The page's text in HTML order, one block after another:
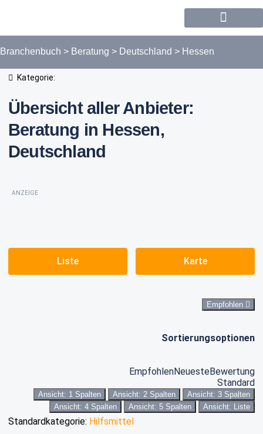
Branchenbuch > Beratung > Deutschland > Hessen
Kategorie:
Übersicht aller Anbieter:
Beratung in Hessen,
Deutschland
ANZEIGE
Liste Karte
Empfohlen
Sortierungsoptionen
EmpfohlenNeuesteBewertung
Standard
Ansicht: 1 Spalten Ansicht: 2 Spalten
Ansicht: 3 Spalten
Ansicht: 4 Spalten
Ansicht: 5 Spalten Ansicht: Liste
Standardkategorie: Hilfsmittel